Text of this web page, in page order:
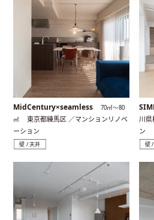
MidCentury×seamless
70㎡〜80
㎡
東京都練馬区 ／マンションリノベ
ーション
壁 / 天井
川
ン
壁